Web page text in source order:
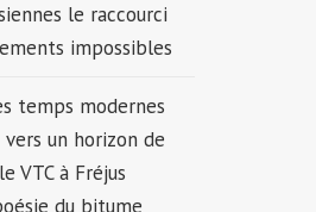
le raccourci
impossibles
temps modernes
un horizon de
VTC à Fréjus
du bitume